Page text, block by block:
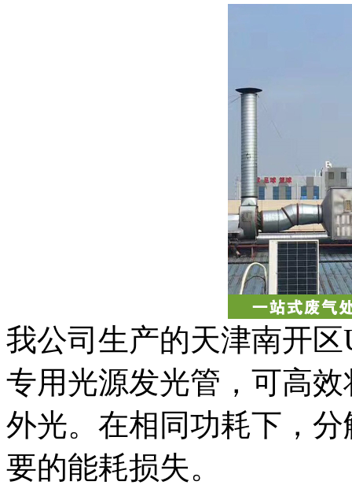
我公司生产的天津南开
专用光源发光管，可高
外光。在相同功耗下，
要的能耗损失。